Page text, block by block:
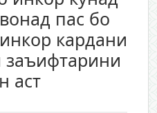
пас бо
кардани
заъифтарини
аст